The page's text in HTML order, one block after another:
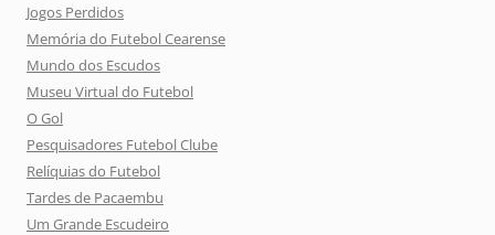
Jogos Perdidos
Memória do Futebol Cearense
Mundo dos Escudos
Museu Virtual do Futebol
O Gol
Pesquisadores Futebol Clube
Relíquias do Futebol
Tardes de Pacaembu
Um Grande Escudeiro